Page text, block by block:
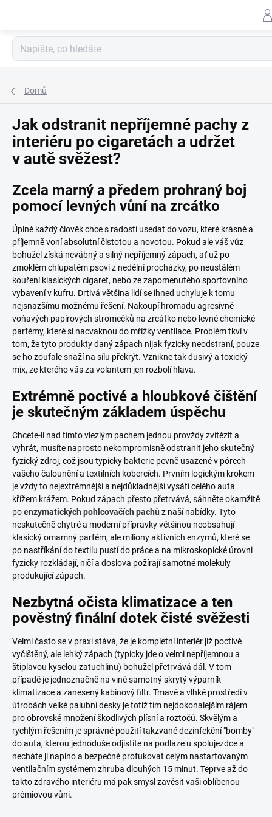
obsah
Domů
Jak odstranit nepříjemné pachy z
interiéru po cigaretách a udržet
v autě svěžest?
Zcela marný a předem prohraný boj
pomocí levných vůní na zrcátko
Úplně každý člověk chce s radostí usedat do vozu, které krásně a
příjemně voní absolutní čistotou a novotou. Pokud ale váš vůz
bohužel získá nevábný a silný nepříjemný zápach, ať už po
zmoklém chlupatém psovi z nedělní procházky, po neustálém
kouření klasických cigaret, nebo ze zapomenutého sportovního
vybavení v kufru. Drtivá většina lidí se ihned uchyluje k tomu
nejsnazšímu možnému řešení. Nakoupí hromadu agresivně
voňavých papírových stromečků na zrcátko nebo levné chemické
parfémy, které si nacvaknou do mřížky ventilace. Problém tkví v
tom, že tyto produkty daný zápach nijak fyzicky neodstraní, pouze
se ho zoufale snaží na sílu překrýt. Vznikne tak dusivý a toxický
mix, ze kterého vás za volantem jen rozbolí hlava.
Extrémně poctivé a hloubkové čištění
je skutečným základem úspěchu
Chcete-li nad tímto vlezlým pachem jednou provždy zvítězit a
vyhrát, musíte naprosto nekompromisně odstranit jeho skutečný
fyzický zdroj, což jsou typicky bakterie pevně usazené v pórech
vašeho čalounění a textilních kobercích. Prvním logickým krokem
je vždy to nejextrémnější a nejdůkladnější vysátí celého auta
křížem krážem. Pokud zápach přesto přetrvává, sáhněte okamžitě
poenzymatických pohlcovačích pachů z naší nabídky. Tyto
neskutečně chytré a moderní přípravky většinou neobsahují
klasický omamný parfém, ale miliony aktivních enzymů, které se
po nastříkání do textilu pustí do práce a na mikroskopické úrovni
fyzicky rozkládají, ničí a doslova požírají samotné molekuly
produkující zápach.
Nezbytná očista klimatizace a ten
pověstný finální dotek čisté svěžesti
Velmi často se v praxi stává, že je kompletní interiér již poctivě
vyčištěný, ale lehký zápach (typicky jde o velmi nepříjemnou a
štiplavou kyselou zatuchlinu) bohužel přetrvává dál. V tom
případě je jednoznačně na vině samotný skrytý výparník
klimatizace a zanesený kabinový filtr. Tmavé a vlhké prostředí v
útrobách velké palubní desky je totiž tím nejdokonalejším rájem
pro obrovské množení škodlivých plísní a roztočů. Skvělým a
rychlým řešením je správné použití takzvané dezinfekční "bomby"
do auta, kterou jednoduše odjistíte na podlaze u spolujezdce a
necháte ji naplno a bezpečně profukovat celým nastartovaným
ventilačním systémem zhruba dlouhých 15 minut. Teprve až do
takto zdravého interiéru má pak smysl zavěsit vaši oblíbenou
prémiovou vůni.